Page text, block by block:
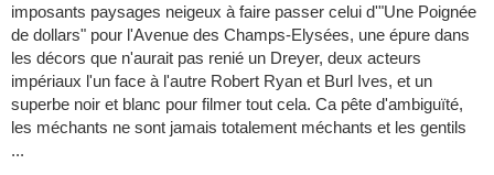
imposants paysages neigeux à faire passer celui d'"Une Poignée
de dollars" pour l'Avenue des Champs-Elysées, une épure dans
les décors que n'aurait pas renié un Dreyer, deux acteurs
impériaux l'un face à l'autre Robert Ryan et Burl Ives, et un
superbe noir et blanc pour filmer tout cela. Ca pête d'ambiguïté,
les méchants ne sont jamais totalement méchants et les gentils
...